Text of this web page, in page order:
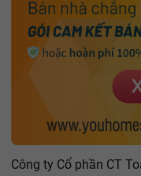
Công ty Cổ phần CT